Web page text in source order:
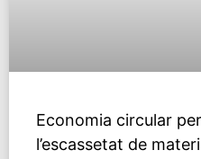
Economia circular
l’escassetat de